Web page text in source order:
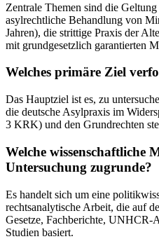
Zentrale Themen sind die
asylrechtliche Behandlung von
Jahren), die strittige Praxis der
mit grundgesetzlich garantierten
Welches primäre Ziel
Das Hauptziel ist es, zu
die deutsche Asylpraxis im
3 KRK) und den Grundrechten
Welche wissenschaftliche
Untersuchung zugrunde?
Es handelt sich um eine
rechtsanalytische Arbeit, die auf
Gesetze, Fachberichte, UNHCR-
Studien basiert.